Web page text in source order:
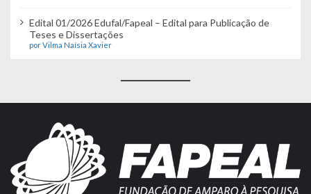
Edital 01/2026 Edufal/Fapeal – Edital para Publicação de
Teses e Dissertações
por Vilma Naísia Xavier